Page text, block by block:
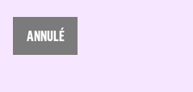
ANNULÉ